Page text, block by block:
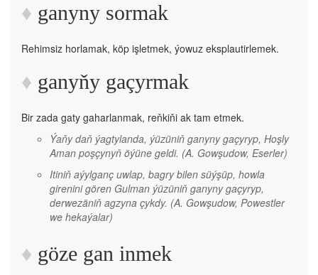
ganyny sormak
Rehimsiz horlamak, köp işletmek, ýowuz eksplautirlemek.
ganyňy gaçyrmak
Bir zada gaty gaharlanmak, reňkiňi ak tam etmek.
Ýaňy daň ýagtylanda, ýüzüniň ganyny gaçyryp, Hoşly
Aman poşçynyň öýüne geldi. (A. Gowşudow, Eserler)
Itiniň aýylganç uwlap, bagry bilen süýşüp, howla
girenini gören Gulman ýüzüniň ganyny gaçyryp,
derwezäniň agzyna çykdy. (A. Gowşudow, Powestler
we hekaýalar)
göze gan inmek